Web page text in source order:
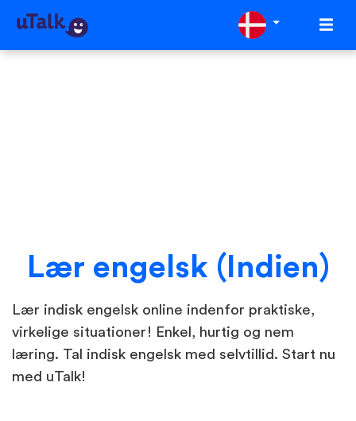
Lær engelsk (Indien)
Lær indisk engelsk online indenfor praktiske,
virkelige situationer! Enkel, hurtig og nem
læring. Tal indisk engelsk med selvtillid. Start nu
med uTalk!